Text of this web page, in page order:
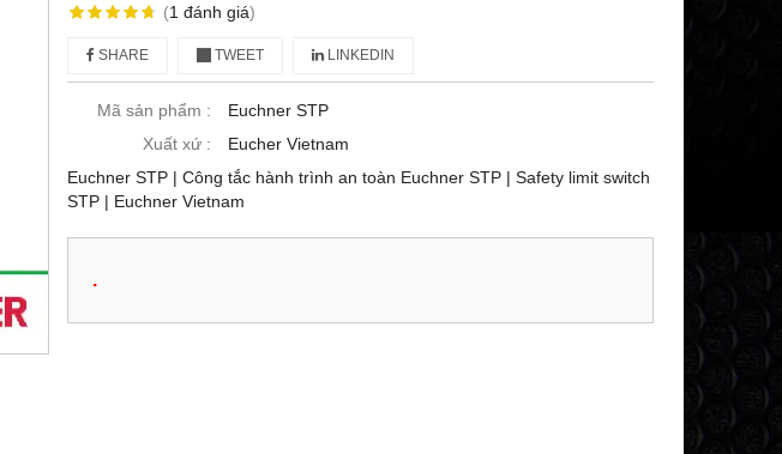
(1 đánh giá)
SHARE TWEET LINKEDIN
Mã sản phẩm :
Euchner STP
Xuất xứ :
Eucher Vietnam
Euchner STP | Công tắc hành trình an toàn Euchner STP | Safety limit switch
STP | Euchner Vietnam